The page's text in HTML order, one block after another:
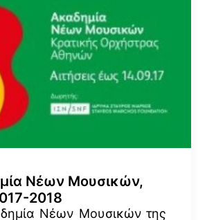
Νέων Μουσικών,
2018
Νέων Μουσικών της